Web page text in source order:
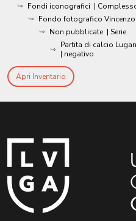
Fondi iconografici |
Fondo fotografico Vincenzo
Non pubblicate | Serie
Partita di calcio
| negativo
Apri Inventario